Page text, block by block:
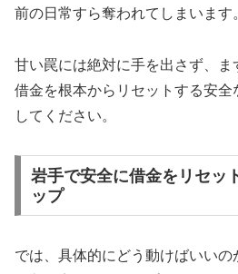
前の日常すら奪われてしまいます
甘い罠には絶対に手を出さず、ま
借金を根本からリセットする安
してください。
岩手で安全に借金をリセッ
ップ
では、具体的にどう動けばいい